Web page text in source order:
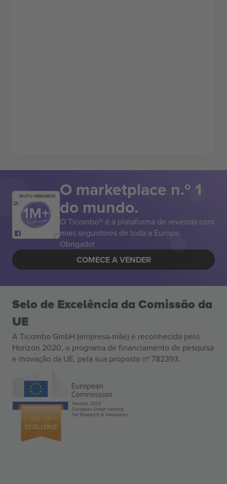
MUITO OBRIGADO! O marketplace n.º 1
do mundo.
O Ticombo® é a plataforma de revenda com
mais seguidores de toda a Europa.
Obrigado!
COMECE A VENDER
Selo de Excelência da Comissão da
UE
A Ticombo GmbH (empresa-mãe) é reconhecida pelo
Horizon 2020, o programa de financiamento de pesquisa
e inovação da UE, pela sua proposta nº 782393.